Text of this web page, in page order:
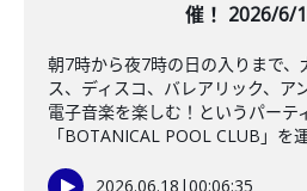
催！ 2026/6/
朝7時から夜7時の日の入りまで
ス、ディスコ、バレアリック、ア
電子音楽を楽しむ！というパーテ
「BOTANICAL POOL CLUB」を
2026.06.18 |00:06:35